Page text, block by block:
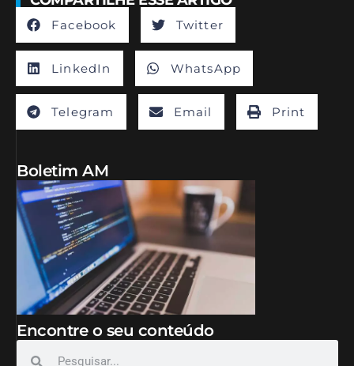
Facebook Twitter
LinkedIn WhatsApp
Telegram Email Print
Boletim AM
Encontre o seu conteúdo